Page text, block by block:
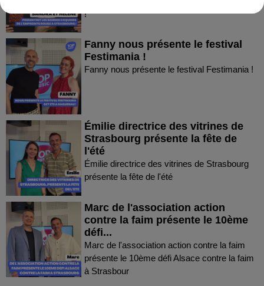
!
Fanny nous présente le festival
Festimania !
Fanny nous présente le festival Festimania !
Émilie directrice des vitrines de
Strasbourg présente la fête de
l'été
Émilie directrice des vitrines de Strasbourg
présente la fête de l'été
Marc de l'association action
contre la faim présente le 10ème
défi...
Marc de l'association action contre la faim
présente le 10ème défi Alsace contre la faim
à Strasbour